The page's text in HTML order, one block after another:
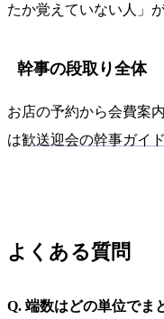
たか覚えていない人」
幹事の段取り全体
お店の予約から会費案
は歓送迎会の幹事ガイド
よくある質問
Q. 端数はどの単位でま